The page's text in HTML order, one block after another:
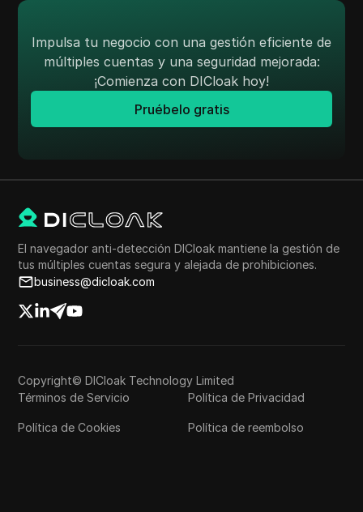
Impulsa tu negocio con una gestión eficiente de
múltiples cuentas y una seguridad mejorada:
¡Comienza con DICloak hoy!
Pruébelo gratis
El navegador anti-detección DICloak mantiene la gestión de
tus múltiples cuentas segura y alejada de prohibiciones.
business@dicloak.com
Copyright© DICloak Technology Limited
Términos de Servicio
Política de Privacidad
Política de Cookies Política de reembolso